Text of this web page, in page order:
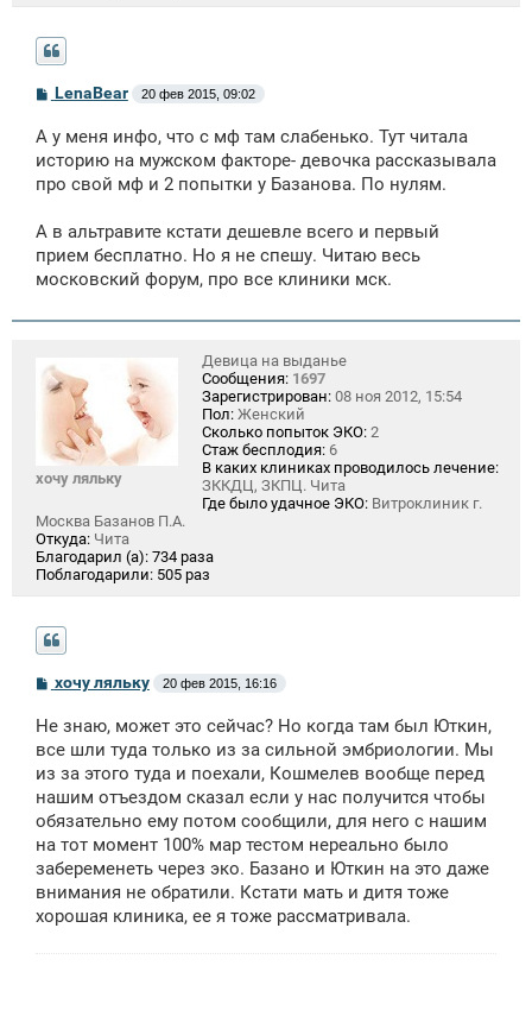
С
б
щ
н
LenaBear 20 фев 2015, 09:02
А у меня инфо, что с мф там слабенько. Тут читала
историю на мужском факторе- девочка рассказывала
про свой мф и 2 попытки у Базанова. По нулям.
А в альтравите кстати дешевле всего и первый
прием бесплатно. Но я не спешу. Читаю весь
московский форум, про все клиники мск.
хочу ляльку
Девица на выданье
Сообщения: 1697
Зарегистрирован: 08 ноя 2012, 15:54
Пол: Женский
Сколько попыток ЭКО: 2
Стаж бесплодия: 6
В каких клиниках проводилось лечение:
ЗККДЦ, ЗКПЦ. Чита
Где было удачное ЭКО: Витроклиник г.
Москва Базанов П.А.
Откуда: Чита
Благодарил (а): 734 раза
Поблагодарили: 505 раз
С
б
щ
н
и
е
хочу ляльку 20 фев 2015, 16:16
Не знаю, может это сейчас? Но когда там был Юткин,
все шли туда только из за сильной эмбриологии. Мы
из за этого туда и поехали, Кошмелев вообще перед
нашим отъездом сказал если у нас получится чтобы
обязательно ему потом сообщили, для него с нашим
на тот момент 100% мар тестом нереально было
забеременеть через эко. Базано и Юткин на это даже
внимания не обратили. Кстати мать и дитя тоже
хорошая клиника, ее я тоже рассматривала.